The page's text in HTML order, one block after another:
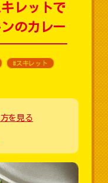
レットで
のカレー
#スキレット
を見る